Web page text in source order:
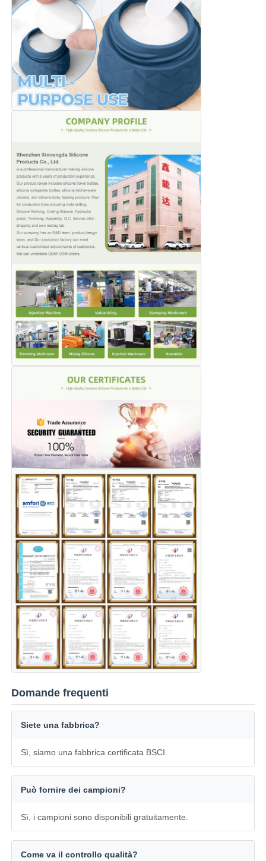
Domande frequenti
Siete una fabbrica?
Sì, siamo una fabbrica certificata BSCI.
Può fornire dei campioni?
Sì, i campioni sono disponibili gratuitamente.
Come va il controllo qualità?